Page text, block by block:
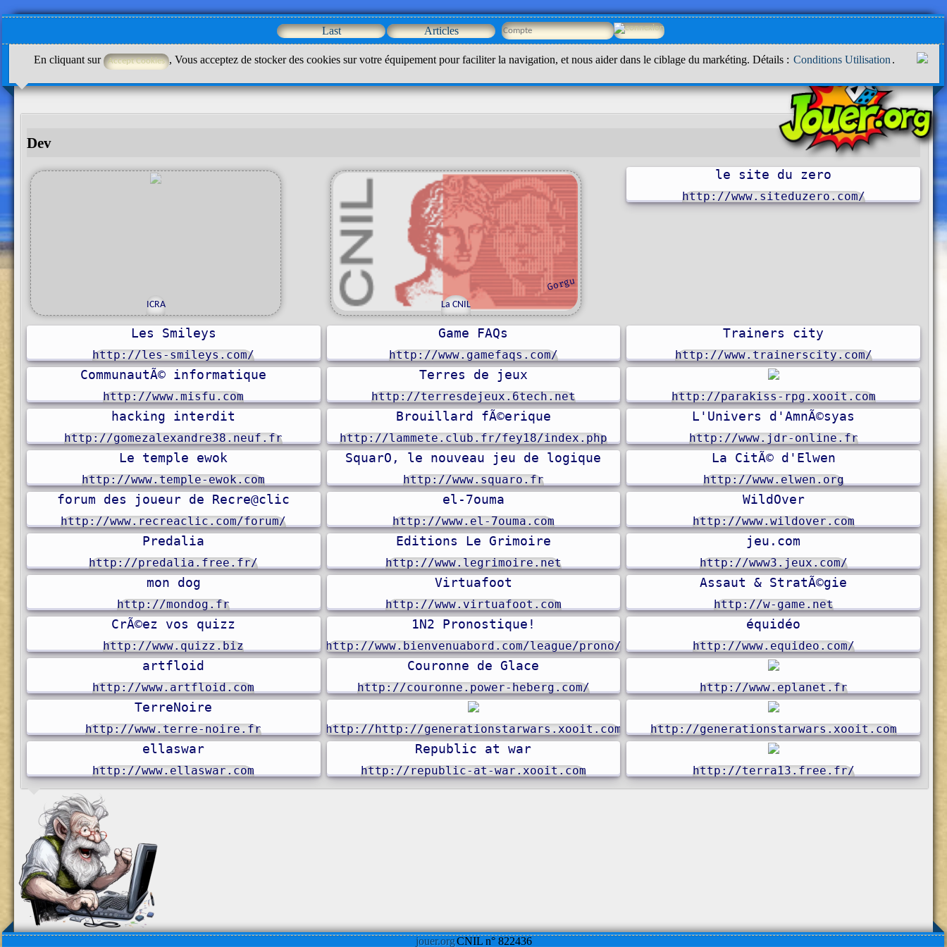
Last Articles
En cliquant sur , Vous acceptez de stocker des cookies sur votre équipement pour faciliter la navigation, et nous aider dans le ciblage du markéting. Détails : Conditions Utilisation .
Dev
ICRA
g
o
r
gu
La CNIL
le site du zero
http://www.siteduzero.com/
Les Smileys
http://les-smileys.com/
Game FAQs
http://www.gamefaqs.com/
Trainers city
http://www.trainerscity.com/
CommunautÃ© informatique
http://www.misfu.com
Terres de jeux
http://terresdejeux.6tech.net http://parakiss-rpg.xooit.com
hacking interdit
http://gomezalexandre38.neuf.fr
Brouillard fÃ©erique
http://lammete.club.fr/fey18/index.php
L'Univers d'AmnÃ©syas
http://www.jdr-online.fr
Le temple ewok
http://www.temple-ewok.com
SquarO, le nouveau jeu de logique
http://www.squaro.fr
La CitÃ© d'Elwen
http://www.elwen.org
forum des joueur de Recre@clic
http://www.recreaclic.com/forum/
el-7ouma
http://www.el-7ouma.com
WildOver
http://www.wildover.com
Predalia
http://predalia.free.fr/
Editions Le Grimoire
http://www.legrimoire.net
jeu.com
http://www3.jeux.com/
mon dog
http://mondog.fr
Virtuafoot
http://www.virtuafoot.com
Assaut & StratÃ©gie
http://w-game.net
CrÃ©ez vos quizz
http://www.quizz.biz
1N2 Pronostique!
http://www.bienvenuabord.com/league/prono/
équidéo
http://www.equideo.com/
artfloid
http://www.artfloid.com
Couronne de Glace
http://couronne.power-heberg.com/ http://www.eplanet.fr
TerreNoire
http://www.terre-noire.fr http://http://generationstarwars.xooit.com http://generationstarwars.xooit.com
ellaswar
http://www.ellaswar.com
Republic at war
http://republic-at-war.xooit.com http://terra13.free.fr/
jouer.orgCNIL n° 822436